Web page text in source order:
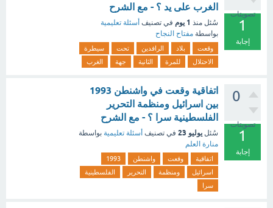
تصويتات
1
إجابة
الغرب على يد ؟ - مع الشرح
سُئل منذ 1 يوم في تصنيف أسئلة تعليمية
بواسطة مفتاح النجاح
وقعت بلاد الرافدين تحت
سيطرة
الاحتلال
للمرة الثانية جهة الغرب
0
تصويتات
1
إجابة
اتفاقية وقعت في واشنطن 1993
بين اسرائيل ومنظمة التحرير
الفلسطينية سرا ؟ - مع الشرح
سُئل يوليو 23 في تصنيف أسئلة تعليمية بواسطة
منارة العلم
اتفاقية وقعت واشنطن
1993
اسرائيل
ومنظمة التحرير
الفلسطينية
سرا